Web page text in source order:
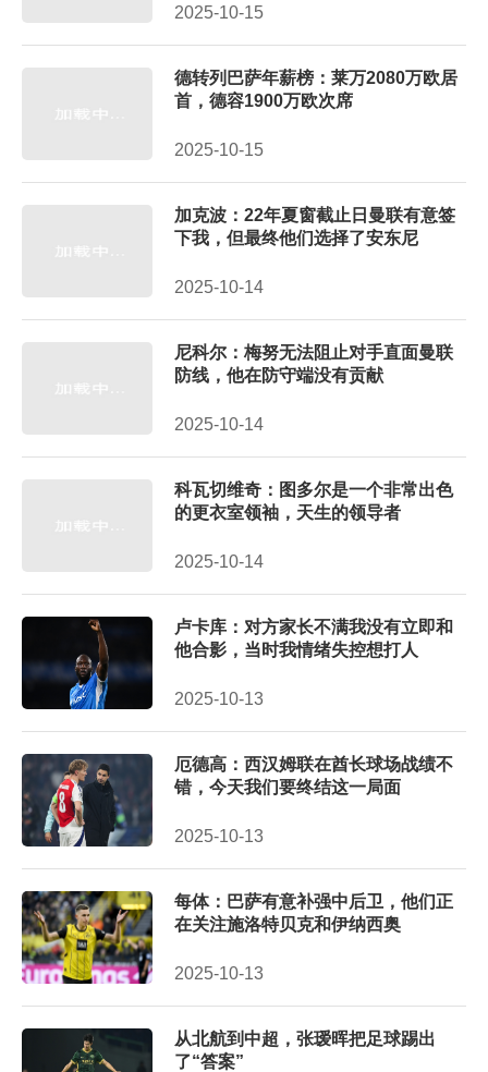
2025-10-15
德转列巴萨年薪榜：莱万2080万欧居
首，德容1900万欧次席
2025-10-15
加克波：22年夏窗截止日曼联有意签
下我，但最终他们选择了安东尼
2025-10-14
尼科尔：梅努无法阻止对手直面曼联
防线，他在防守端没有贡献
2025-10-14
科瓦切维奇：图多尔是一个非常出色
的更衣室领袖，天生的领导者
2025-10-14
卢卡库：对方家长不满我没有立即和
他合影，当时我情绪失控想打人
2025-10-13
厄德高：西汉姆联在酋长球场战绩不
错，今天我们要终结这一局面
2025-10-13
每体：巴萨有意补强中后卫，他们正
在关注施洛特贝克和伊纳西奥
2025-10-13
从北航到中超，张瑷晖把足球踢出
了“答案”